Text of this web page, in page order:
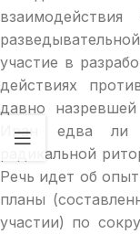
участие в
действиях
давно
Иран едва ли
радикальной
Речь идет об
планы
участии) по